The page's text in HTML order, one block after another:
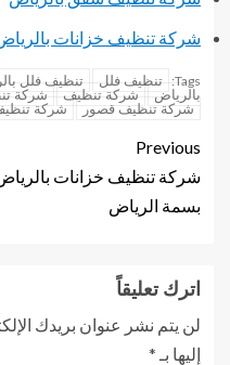
شركة تنظيف خزانات
Tags: تنظيف فلل تنظيف فلل
بالرياض
شركة تنظيف شركة
شركة تنظيف قصور
شركة
Previous
شركة تنظيف خزانات
بسمة الرياض
اترك تعليقاً
لن يتم نشر عنوان بريدك
إليها بـ *